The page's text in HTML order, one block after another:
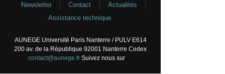
Newsletter
Contact
Actualités
Assistance technique
AUNEGE Université Paris Nanterre / PULV E614
200 av. de la République 92001 Nanterre Cedex
contact@aunege.frSuivez nous sur